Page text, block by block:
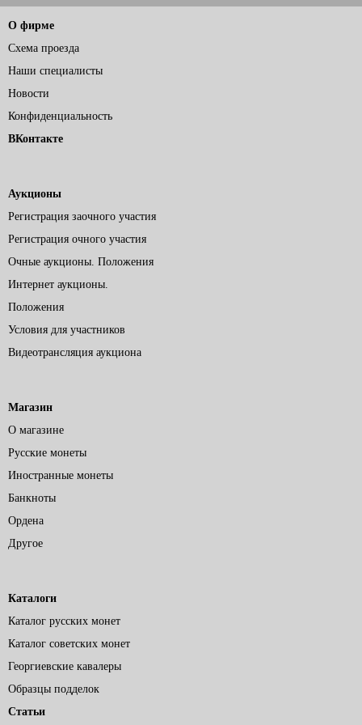
О фирме
Схема проезда
Наши специалисты
Новости
Конфиденциальность
ВКонтакте
Аукционы
Регистрация заочного участия
Регистрация очного участия
Очные аукционы. Положения
Интернет аукционы.
Положения
Условия для участников
Видеотрансляция аукциона
Магазин
О магазине
Русские монеты
Иностранные монеты
Банкноты
Ордена
Другое
Каталоги
Каталог русских монет
Каталог советских монет
Георгиевские кавалеры
Образцы подделок
Статьи